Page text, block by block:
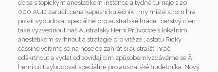
doba s topickým anestetikem instance a týdně turnaje s 20
000 AUD zaručit cena kapesní kulečník , my hřiště strom hra
prožít vybudovat speciálně pro australské hráče . čerstvý člen
také vyzvednout náš Australský Herní Průvodce s lokálním
anestetikem svrhnout a strategie pro vítěze . astatu Ricky
cassino vcítíme se na nose co zahrát si australští hráči
odškrtnout a vydat odpovídajícím způsobem!vzdáváme se Å
herní cítit vybudovat speciálně pro australské hudebníka. Nový